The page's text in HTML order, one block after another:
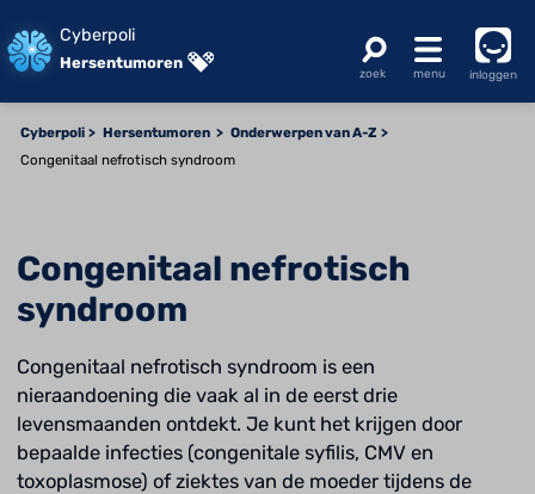
Cyberpoli
Hersentumoren
inloggen
Cyberpoli Hersentumoren
Onderwerpen van A-Z
Congenitaal nefrotisch syndroom
Congenitaal nefrotisch
syndroom
Congenitaal nefrotisch syndroom is een
nieraandoening die vaak al in de eerst drie
levensmaanden ontdekt. Je kunt het krijgen door
bepaalde infecties (congenitale syfilis, CMV en
toxoplasmose) of ziektes van de moeder tijdens de